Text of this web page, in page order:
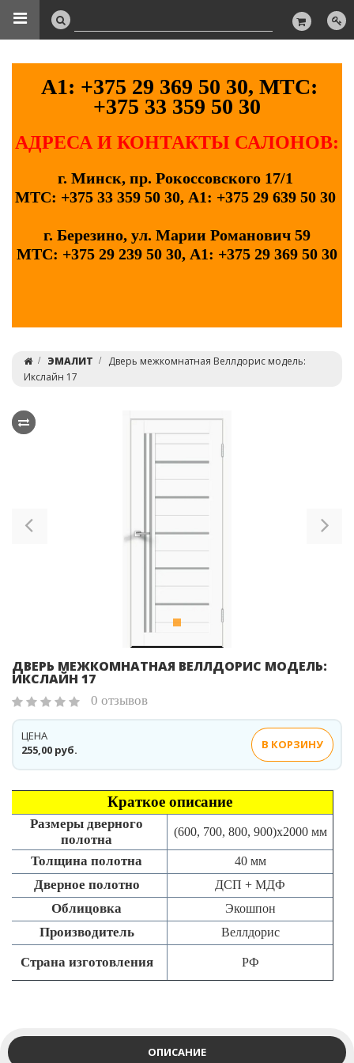
А1: +375 29 369 50 30, МТС:
+375 33 359 50 30
АДРЕСА И КОНТАКТЫ САЛОНОВ:
г. Минск, пр. Рокоссовского 17/1
МТС: +375 33 359 50 30, А1: +375 29 639 50 30
г. Березино, ул. Марии Романович 59
МТС: +375 29 239 50 30, А1: +375 29 369 50 30
ЭМАЛИТ
Дверь межкомнатная Веллдорис модель:
Икслайн 17
ДВЕРЬ МЕЖКОМНАТНАЯ ВЕЛЛДОРИС МОДЕЛЬ:
ИКСЛАЙН 17
0 отзывов
255,00 руб.
ЦЕНА
В КОРЗИНУ
Краткое описание
Размеры дверного
полотна
(600, 700, 800, 900)x2000 мм
Толщина полотна 40 мм
Дверное полотно ДСП + МДФ
Облицовка Экошпон
Производитель Веллдорис
Страна изготовления РФ
ОПИСАНИЕ